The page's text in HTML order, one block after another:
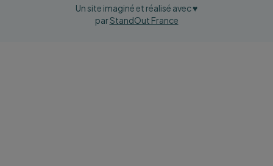
Un site imaginé et réalisé avec ♥
parStandOut France